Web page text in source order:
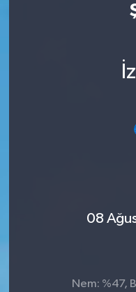
08
Nem: %47,
BİLİM VE